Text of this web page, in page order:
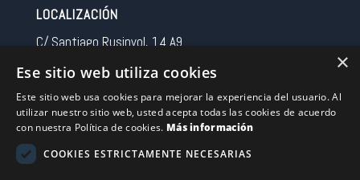
LOCALIZACIÓN
C/ Santiago Rusinyol, 14 A9
Spain
CONTACTO
Tel 0034 93 713 37 30
sermovil@sertronic.es
×
Ese sitio web utiliza cookies
Este sitio web usa cookies para mejorar la experiencia del usuario. Al
utilizar nuestro sitio web, usted acepta todas las cookies de acuerdo
con nuestra Política de cookies. Más información
COOKIES ESTRICTAMENTE NECESARIAS